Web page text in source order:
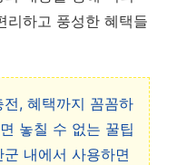
리하고 풍성한 혜택들
, 혜택까지 꼼꼼하
놓칠 수 없는 꿀팁
내에서 사용하면